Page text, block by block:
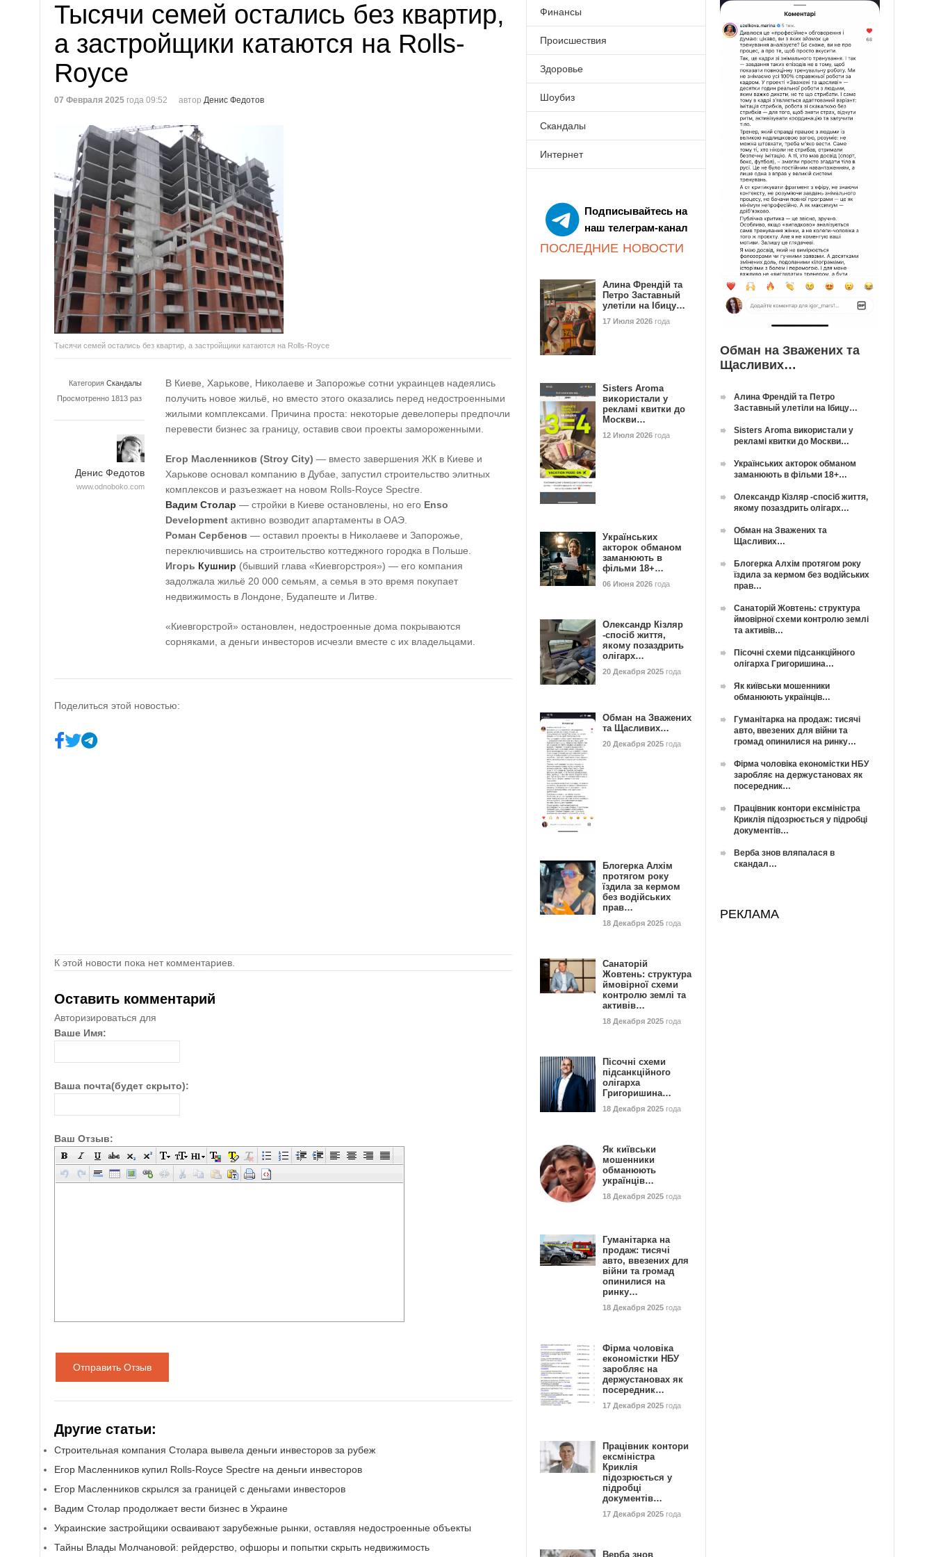
Тысячи семей остались без квартир,
а застройщики катаются на Rolls-
Royce
07 Февраля 2025 года 09:52 автор Денис Федотов
Тысячи семей остались без квартир, а застройщики катаются на Rolls-Royce
Категория Скандалы
Просмотренно 1813 раз
Денис Федотов
www.odnoboko.com
В Киеве, Харькове, Николаеве и Запорожье сотни украинцев надеялись
получить новое жильё, но вместо этого оказались перед недостроенными
жилыми комплексами. Причина проста: некоторые девелоперы предпочли
перевести бизнес за границу, оставив свои проекты замороженными.
Егор Масленников (Stroy City) — вместо завершения ЖК в Киеве и
Харькове основал компанию в Дубае, запустил строительство элитных
комплексов и разъезжает на новом Rolls-Royce Spectre.
Вадим Столар — стройки в Киеве остановлены, но его Enso
Development активно возводит апартаменты в ОАЭ.
Роман Сербенов — оставил проекты в Николаеве и Запорожье,
переключившись на строительство коттеджного городка в Польше.
Игорь Кушнир (бывший глава «Киевгорстроя») — его компания
задолжала жильё 20 000 семьям, а семья в это время покупает
недвижимость в Лондоне, Будапеште и Литве.
«Киевгорстрой» остановлен, недостроенные дома покрываются
сорняками, а деньги инвесторов исчезли вместе с их владельцами.
Поделиться этой новостью:
К этой новости пока нет комментариев.
Оставить комментарий
Авторизироваться для
Ваше Имя:
Ваша почта(будет скрыто):
Ваш Отзыв:
Отправить Отзыв
Другие статьи:
Строительная компания Столара вывела деньги инвесторов за рубеж
Егор Масленников купил Rolls-Royce Spectre на деньги инвесторов
Егор Масленников скрылся за границей с деньгами инвесторов
Вадим Столар продолжает вести бизнес в Украине
Украинские застройщики осваивают зарубежные рынки, оставляя недостроенные объекты
Тайны Влады Молчановой: рейдерство, офшоры и попытки скрыть недвижимость
Финансы
Происшествия
Здоровье
Шоубиз
Скандалы
Интернет
Подписывайтесь на
наш телеграм-канал
ПОСЛЕДНИЕ НОВОСТИ
Алина Френдій та
Петро Заставный
улетіли на Ібицу…
17 Июля 2026 года
Sisters Aroma
використали у
рекламі квитки до
Москви…
12 Июля 2026 года
Українських
акторок обманом
заманюють в
фільми 18+…
06 Июня 2026 года
Олександр Кізляр
-спосіб життя,
якому позаздрить
олігарх…
20 Декабря 2025 года
Обман на Зважених
та Щасливих…
20 Декабря 2025 года
Блогерка Алхім
протягом року
їздила за кермом
без водійських
прав…
18 Декабря 2025 года
Санаторій
Жовтень: структура
ймовірної схеми
контролю землі та
активів…
18 Декабря 2025 года
Пісочні схеми
підсанкційного
олігарха
Григоришина…
18 Декабря 2025 года
Як київськи
мошенники
обманюють
українців…
18 Декабря 2025 года
Гуманітарка на
продаж: тисячі
авто, ввезених для
війни та громад
опинилися на
ринку…
18 Декабря 2025 года
Фірма чоловіка
економістки НБУ
заробляє на
держустановах як
посередник…
17 Декабря 2025 года
Працівник контори
ексміністра
Криклія
підозрюється у
підробці
документів…
17 Декабря 2025 года
Верба знов
Обман на Зважених та
Щасливих…
Алина Френдій та Петро
Заставный улетіли на Ібицу…
Sisters Aroma використали у
рекламі квитки до Москви…
Українських акторок обманом
заманюють в фільми 18+…
Олександр Кізляр -спосіб життя,
якому позаздрить олігарх…
Обман на Зважених та
Щасливих…
Блогерка Алхім протягом року
їздила за кермом без водійських
прав…
Санаторій Жовтень: структура
ймовірної схеми контролю землі
та активів…
Пісочні схеми підсанкційного
олігарха Григоришина…
Як київськи мошенники
обманюють українців…
Гуманітарка на продаж: тисячі
авто, ввезених для війни та
громад опинилися на ринку…
Фірма чоловіка економістки НБУ
заробляє на держустановах як
посередник…
Працівник контори ексміністра
Криклія підозрюється у підробці
документів…
Верба знов вляпалася в
скандал…
РЕКЛАМА